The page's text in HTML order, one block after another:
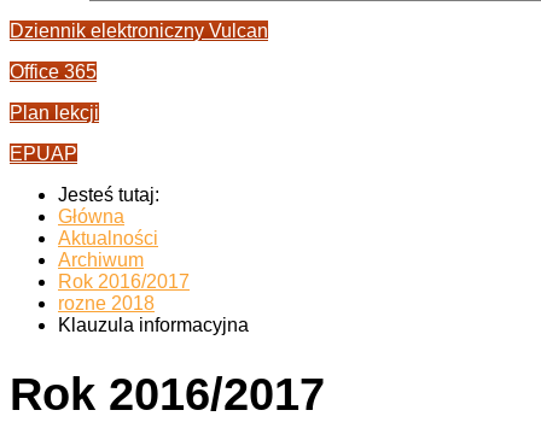
Dziennik elektroniczny Vulcan
Office 365
Plan lekcji
EPUAP
Jesteś tutaj:
Główna
Aktualności
Archiwum
Rok 2016/2017
rozne 2018
Klauzula informacyjna
Rok 2016/2017